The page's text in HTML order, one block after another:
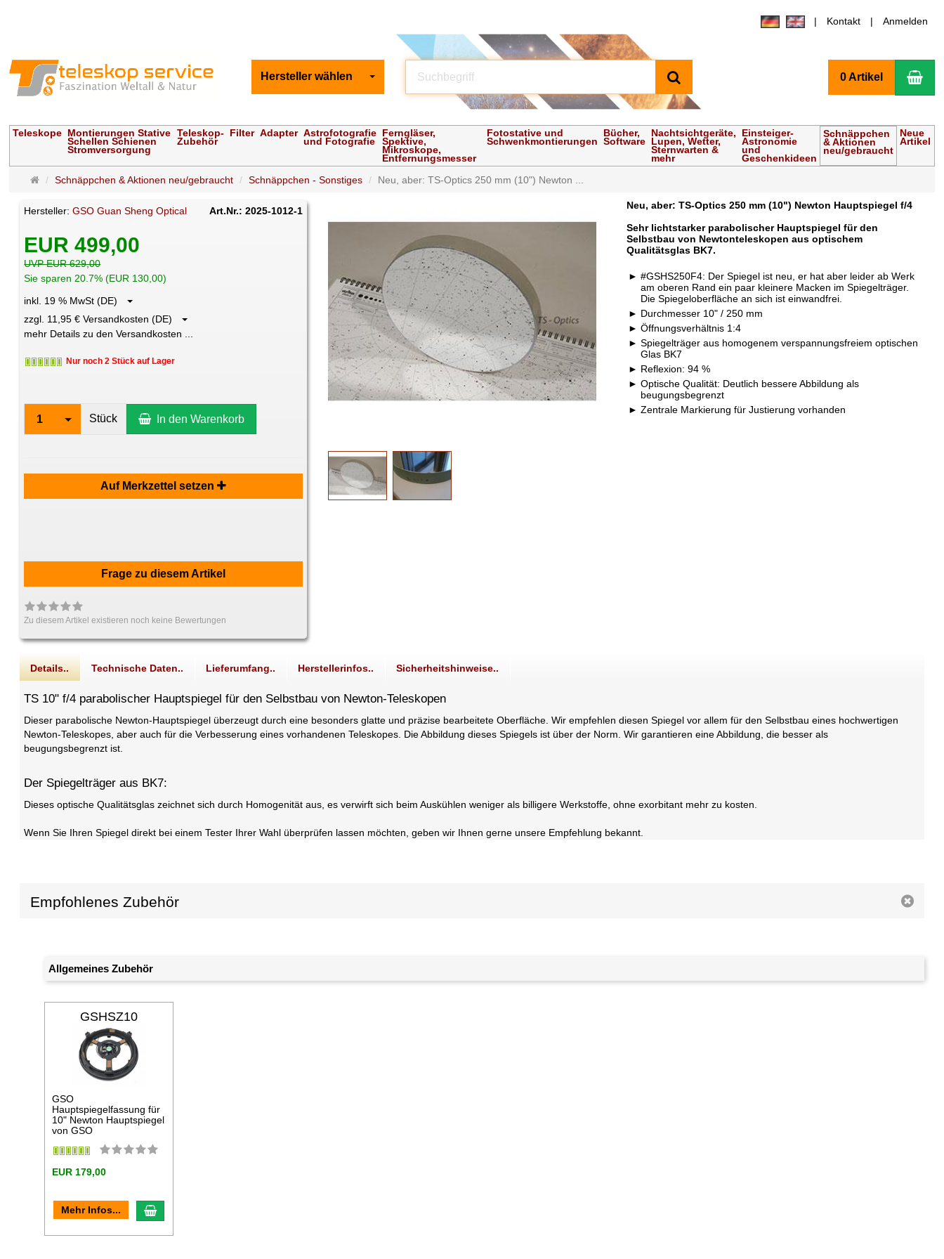
Kontakt Anmelden
Hersteller wählen 0 Artikel
Teleskope Montierungen Stative
Schellen Schienen
Stromversorgung
Teleskop-
Zubehör
Filter Adapter Astrofotografie
und Fotografie
Ferngläser,
Spektive,
Mikroskope,
Entfernungsmesser
Fotostative und
Schwenkmontierungen
Bücher,
Software
Nachtsichtgeräte,
Lupen, Wetter,
Sternwarten &
mehr
Einsteiger-
Astronomie
und
Geschenkideen
Schnäppchen
& Aktionen
neu/gebraucht
Neue
Artikel
Startseite
Schnäppchen & Aktionen neu/gebraucht Schnäppchen - Sonstiges Neu, aber: TS-Optics 250 mm (10") Newton ...
Hersteller:GSO Guan Sheng Optical Art.Nr.: 2025-1012-1
EUR 499,00
UVP EUR 629,00
Sie sparen 20.7% (EUR 130,00)
inkl. 19 % MwSt (DE)
zzgl. 11,95 € Versandkosten (DE)
mehr Details zu den Versandkosten ...
Nur noch 2 Stück auf Lager
1 Stück In den Warenkorb
Auf Merkzettel setzen
Frage zu diesem Artikel
Zu diesem Artikel existieren noch keine Bewertungen
Neu, aber: TS-Optics 250 mm (10") Newton Hauptspiegel f/4
Sehr lichtstarker parabolischer Hauptspiegel für den
Selbstbau von Newtonteleskopen aus optischem
Qualitätsglas BK7.
#GSHS250F4: Der Spiegel ist neu, er hat aber leider ab Werk
am oberen Rand ein paar kleinere Macken im Spiegelträger.
Die Spiegeloberfläche an sich ist einwandfrei.
Durchmesser 10" / 250 mm
Öffnungsverhältnis 1:4
Spiegelträger aus homogenem verspannungsfreiem optischen
Glas BK7
Reflexion: 94 %
Optische Qualität: Deutlich bessere Abbildung als
beugungsbegrenzt
Zentrale Markierung für Justierung vorhanden
Details.. Technische Daten.. Lieferumfang.. Herstellerinfos.. Sicherheitshinweise..
TS 10" f/4 parabolischer Hauptspiegel für den Selbstbau von Newton-Teleskopen
Dieser parabolische Newton-Hauptspiegel überzeugt durch eine besonders glatte und präzise bearbeitete Oberfläche. Wir empfehlen diesen Spiegel vor allem für den Selbstbau eines hochwertigen
Newton-Teleskopes, aber auch für die Verbesserung eines vorhandenen Teleskopes. Die Abbildung dieses Spiegels ist über der Norm. Wir garantieren eine Abbildung, die besser als
beugungsbegrenzt ist.
Der Spiegelträger aus BK7:
Dieses optische Qualitätsglas zeichnet sich durch Homogenität aus, es verwirft sich beim Auskühlen weniger als billigere Werkstoffe, ohne exorbitant mehr zu kosten.
Wenn Sie Ihren Spiegel direkt bei einem Tester Ihrer Wahl überprüfen lassen möchten, geben wir Ihnen gerne unsere Empfehlung bekannt.
Empfohlenes Zubehör
Allgemeines Zubehör
GSHSZ10
GSO
Hauptspiegelfassung für
10" Newton Hauptspiegel
von GSO
EUR 179,00
Mehr Infos... In den Warenkorb